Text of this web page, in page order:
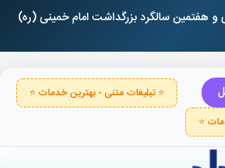
هفتمین سالگرد بزرگداشت امام خمینی (ره)
⭐ تبلیغات متنی - بهترین خدمات ⭐
⭐